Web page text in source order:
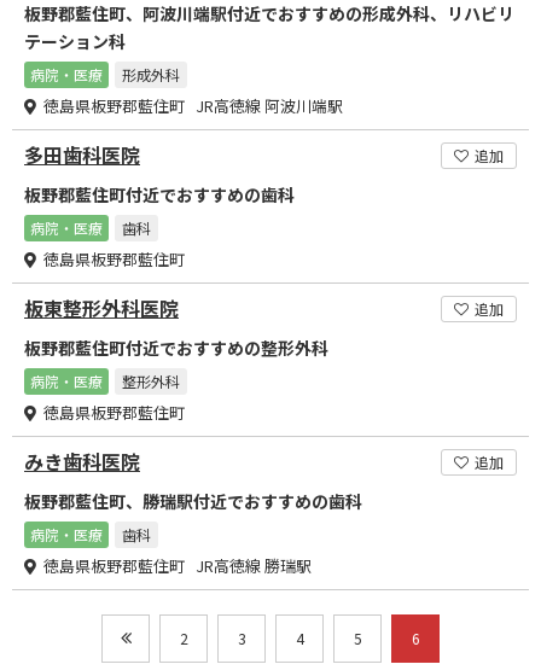
板野郡藍住町、阿波川端駅付近でおすすめの形成外科、リハビリ
テーション科
病院・医療 形成外科
徳島県板野郡藍住町 JR高徳線 阿波川端駅
多田歯科医院 追加
板野郡藍住町付近でおすすめの歯科
病院・医療 歯科
徳島県板野郡藍住町
板東整形外科医院 追加
板野郡藍住町付近でおすすめの整形外科
病院・医療 整形外科
徳島県板野郡藍住町
みき歯科医院 追加
板野郡藍住町、勝瑞駅付近でおすすめの歯科
病院・医療 歯科
徳島県板野郡藍住町 JR高徳線 勝瑞駅
2 3 4 5 6